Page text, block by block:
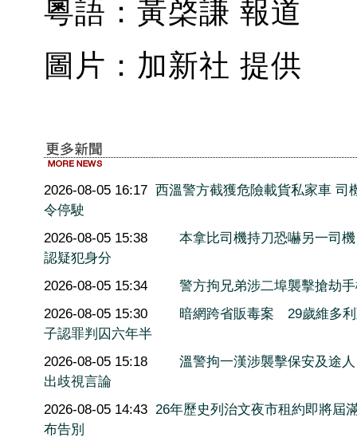
粵語：黃棨謙 報道
圖片：加新社 提供
2026-08-05 16:17 西溫警方截獲危險載貨私家車 司
令停駛
2026-08-05 15:38
本拿比司機持刀恐嚇另一司
認疑犯身分
2026-08-05 15:34
警方拘兄弟涉二埠襲擊搶劫
2026-08-05 15:30
暗網跨省販毒案 29歲維多
子認罪判囚六年半
2026-08-05 15:18
溫警拘一漢涉襲擊保安及途
出歧視言論
2026-08-05 14:43 26年歷史列治文夜市租約即將屆
布告別